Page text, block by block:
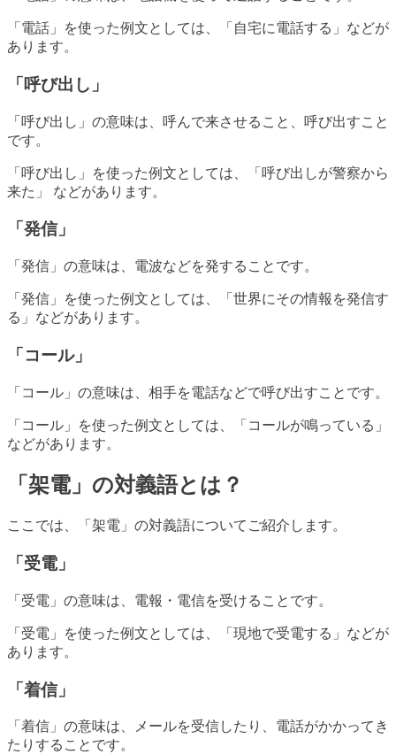
「電話」を使った例文としては、「自宅に電話する」などが
あります。
「呼び出し」
「呼び出し」の意味は、呼んで来させること、呼び出すこと
です。
「呼び出し」を使った例文としては、「呼び出しが警察から
来た」 などがあります。
「発信」
「発信」の意味は、電波などを発することです。
「発信」を使った例文としては、「世界にその情報を発信す
る」などがあります。
「コール」
「コール」の意味は、相手を電話などで呼び出すことです。
「コール」を使った例文としては、「コールが鳴っている」
などがあります。
「架電」の対義語とは？
ここでは、「架電」の対義語についてご紹介します。
「受電」
「受電」の意味は、電報・電信を受けることです。
「受電」を使った例文としては、「現地で受電する」などが
あります。
「着信」
「着信」の意味は、メールを受信したり、電話がかかってき
たりすることです。